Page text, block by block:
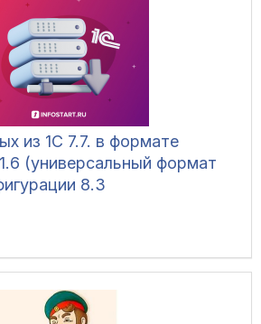
из 1С 7.7. в формате
(универсальный формат
8.3